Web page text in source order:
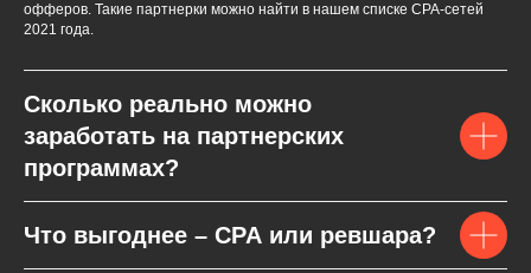
офферов. Такие партнерки можно найти в нашем списке СPA-сетей
2021 года.
Сколько реально можно
заработать на партнерских
программах?
Что выгоднее – CPA или ревшара?